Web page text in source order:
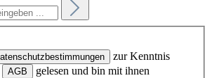
zur Kenntnis
AGB
gelesen und bin mit ihnen